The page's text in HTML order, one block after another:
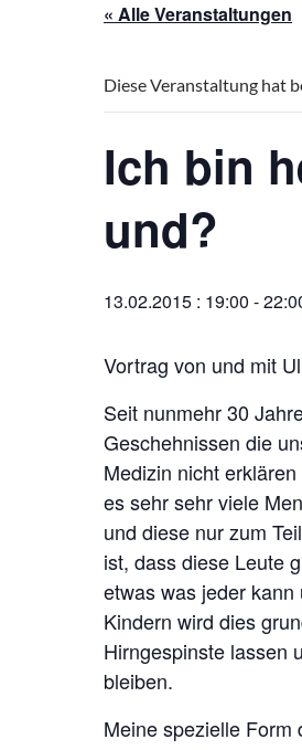
« Alle Veranstaltungen
Diese Veranstaltung hat
Ich bin
und?
13.02.2015 : 19:00 -
Vortrag von und mit
Seit nunmehr 30
Geschehnissen die
Medizin nicht
es sehr sehr viele
und diese nur zum
ist, dass diese Leute
etwas was jeder
Kindern wird dies
Hirngespinste lassen
bleiben.
Meine spezielle